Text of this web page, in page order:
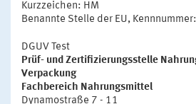
Kurzzeichen: HM
Benannte Stelle der EU,
DGUV Test
Prüf- und Zertifizierungsstelle
Verpackung
Fachbereich Nahrungsmittel
Dynamostraße 7 - 11